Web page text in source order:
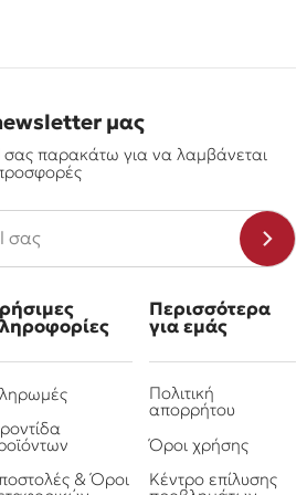
μας
παρακάτω για να λαμβάνεται
& Όροι
Περισσότερα
για εμάς
Πολιτική
απορρήτου
Όροι χρήσης
Κέντρο επίλυσης